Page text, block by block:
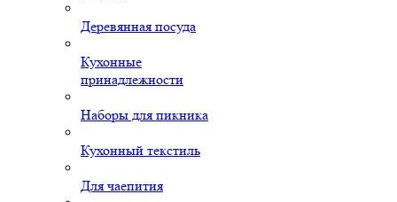
Деревянная посуда
Кухонные
принадлежности
Наборы для пикника
Кухонный текстиль
Для чаепития